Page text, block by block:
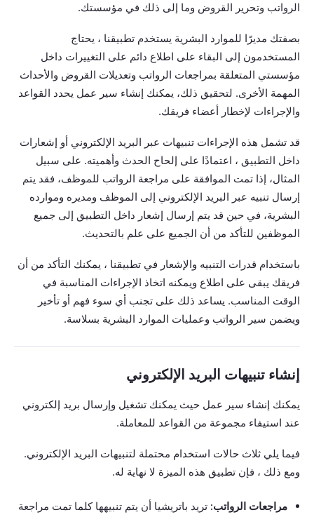
الرواتب وتحرير القروض وما إلى ذلك في مؤسستك.
بصفتك مديرًا للموارد البشرية يستخدم تطبيقنا ، يحتاج
المستخدمون إلى البقاء على اطلاع دائم على التغييرات داخل
مؤسستي المتعلقة بمراجعات الرواتب وتعديلات القروض والأحداث
المهمة الأخرى. لتحقيق ذلك، يمكنك إنشاء سير عمل يحدد القواعد
والإجراءات لإخطار أعضاء فريقك.
قد تشمل هذه الإجراءات تنبيهات عبر البريد الإلكتروني أو إشعارات
داخل التطبيق ، اعتمادًا على إلحاح الحدث وأهميته. على سبيل
المثال، إذا تمت الموافقة على مراجعة الرواتب للموظف، فقد يتم
إرسال تنبيه عبر البريد الإلكتروني إلى الموظف ومديره وموارده
البشرية، في حين قد يتم إرسال إشعار داخل التطبيق إلى جميع
الموظفين للتأكد من أن الجميع على علم بالتحديث.
باستخدام قدرات التنبيه والإشعار في تطبيقنا ، يمكنك التأكد من أن
فريقك يبقى على اطلاع ويمكنه اتخاذ الإجراءات المناسبة في
الوقت المناسب. يساعد ذلك على تجنب أي سوء فهم أو تأخير
ويضمن سير الرواتب وعمليات الموارد البشرية بسلاسة.
إنشاء تنبيهات البريد الإلكتروني
يمكنك إنشاء سير عمل حيث يمكنك تشغيل وإرسال بريد إلكتروني
عند استيفاء مجموعة من القواعد للمعاملة.
فيما يلي ثلاث حالات استخدام محتملة لتنبيهات البريد الإلكتروني.
ومع ذلك ، فإن تطبيق هذه الميزة لا نهاية له.
مراجعات الرواتب: تريد باتريشيا أن يتم تنبيهها كلما تمت مراجعة